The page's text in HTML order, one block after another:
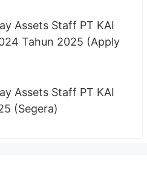
Assets Staff PT KAI
Tahun 2025 (Apply
Assets Staff PT KAI
(Segera)